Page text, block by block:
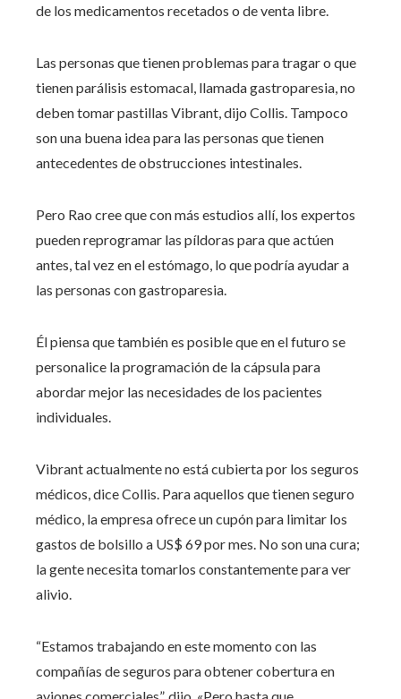
de los medicamentos recetados o de venta libre.
Las personas que tienen problemas para tragar o que
tienen parálisis estomacal, llamada gastroparesia, no
deben tomar pastillas Vibrant, dijo Collis. Tampoco
son una buena idea para las personas que tienen
antecedentes de obstrucciones intestinales.
Pero Rao cree que con más estudios allí, los expertos
pueden reprogramar las píldoras para que actúen
antes, tal vez en el estómago, lo que podría ayudar a
las personas con gastroparesia.
Él piensa que también es posible que en el futuro se
personalice la programación de la cápsula para
abordar mejor las necesidades de los pacientes
individuales.
Vibrant actualmente no está cubierta por los seguros
médicos, dice Collis. Para aquellos que tienen seguro
médico, la empresa ofrece un cupón para limitar los
gastos de bolsillo a US$ 69 por mes. No son una cura;
la gente necesita tomarlos constantemente para ver
alivio.
“Estamos trabajando en este momento con las
compañías de seguros para obtener cobertura en